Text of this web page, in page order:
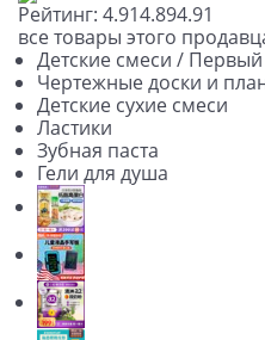
Рейтинг: 4.914.894.91
все товары этого
Детские смеси /
Чертежные доски и
Детские сухие смеси
Ластики
Зубная паста
Гели для душа